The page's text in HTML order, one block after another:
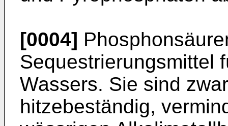
[0004]
Sequestrierungsmittel
Wassers. Sie sind
hitzebeständig,